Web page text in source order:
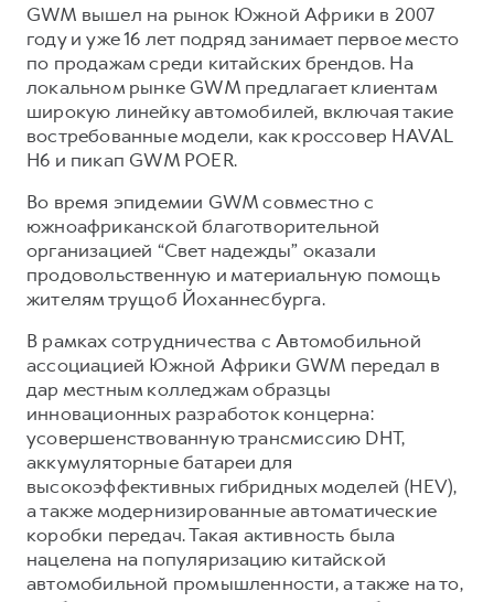
GWM вышел на рынок Южной Африки в 2007
году и уже 16 лет подряд занимает первое место
по продажам среди китайских брендов. На
локальном рынке GWM предлагает клиентам
широкую линейку автомобилей, включая такие
востребованные модели, как кроссовер HAVAL
H6 и пикап GWM POER.
Во время эпидемии GWM совместно с
южноафриканской благотворительной
организацией “Свет надежды” оказали
продовольственную и материальную помощь
жителям трущоб Йоханнесбурга.
В рамках сотрудничества с Автомобильной
ассоциацией Южной Африки GWM передал в
дар местным колледжам образцы
инновационных разработок концерна:
усовершенствованную трансмиссию DHT,
аккумуляторные батареи для
высокоэффективных гибридных моделей (HEV),
а также модернизированные автоматические
коробки передач. Такая активность была
нацелена на популяризацию китайской
автомобильной промышленности, а также на то,